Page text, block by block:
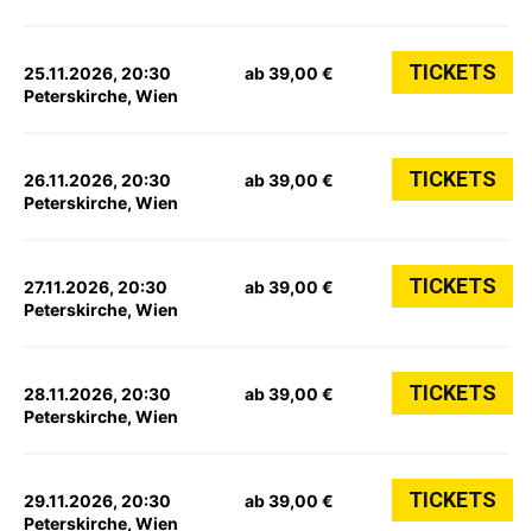
25.11.2026, 20:30
Peterskirche, Wien
ab 39,00 € TICKETS
26.11.2026, 20:30
Peterskirche, Wien
ab 39,00 € TICKETS
27.11.2026, 20:30
Peterskirche, Wien
ab 39,00 € TICKETS
28.11.2026, 20:30
Peterskirche, Wien
ab 39,00 € TICKETS
29.11.2026, 20:30
Peterskirche, Wien
ab 39,00 € TICKETS